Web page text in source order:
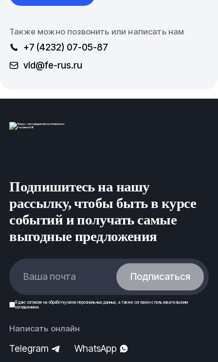
Также можно позвонить или написать нам
+7 (4232) 07-05-87
vld@fe-rus.ru
Подпишитесь на нашу
рассылку, чтобы быть в курсе
событий и получать самые
выгодные предложения
Ваша почта Подписаться
Я даю согласие на обработку моих персональных данных, а также согласен спользовательским
соглашением.
Написать онлайн
Telegram
WhatsApp